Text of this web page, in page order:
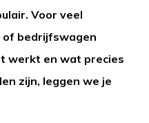
Voor veel
of bedrijfswagen
werkt en wat precies
zijn, leggen we je